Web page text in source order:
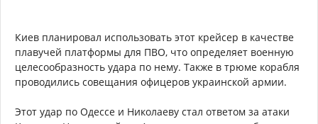
Киев планировал использовать этот крейсер в качестве
плавучей платформы для ПВО, что определяет военную
целесообразность удара по нему. Также в трюме корабля
проводились совещания офицеров украинской армии.
Этот удар по Одессе и Николаеву стал ответом за атаки